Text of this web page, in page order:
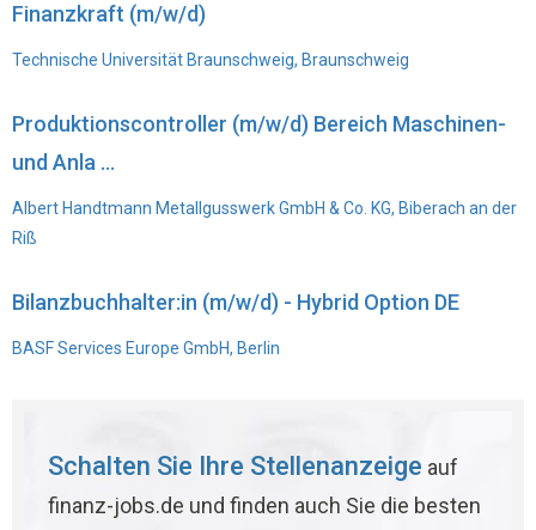
Finanzkraft (m/w/d)
Technische Universität Braunschweig, Braunschweig
Produktionscontroller (m/w/d) Bereich Maschinen-
und Anla ...
Albert Handtmann Metallgusswerk GmbH & Co. KG, Biberach an der
Riß
Bilanzbuchhalter:in (m/w/d) - Hybrid Option DE
BASF Services Europe GmbH, Berlin
Schalten Sie Ihre Stellenanzeige auf
finanz-jobs.de und finden auch Sie die besten